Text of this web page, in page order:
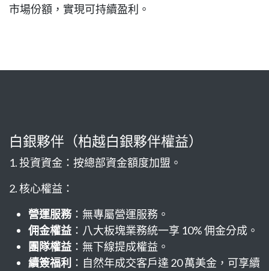
市場份額，實現可持續盈利。
白銀夥伴（柏越白銀夥伴權益）
1. 投資資金：按總部資金額度加盟。
2. 核心權益：
營運服務：無專屬營運服務。
佣金權益 ：八大板塊業務統一享 10% 佣金分成。
團隊權益 ：無下線提成權益。
續簽福利 ：自然年成交客戶達 20 萬美金，可享續